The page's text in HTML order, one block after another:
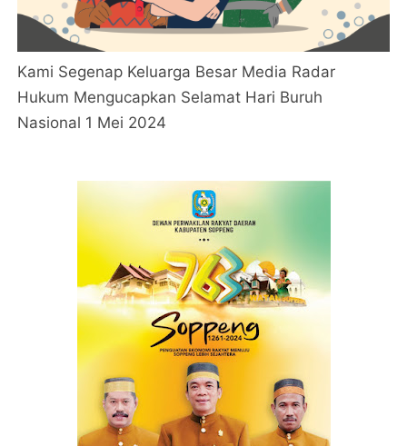
Kami Segenap Keluarga Besar Media Radar
Hukum Mengucapkan Selamat Hari Buruh
Nasional 1 Mei 2024